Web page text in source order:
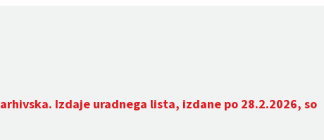
arhivska. Izdaje uradnega lista, izdane po 28.2.2026, so